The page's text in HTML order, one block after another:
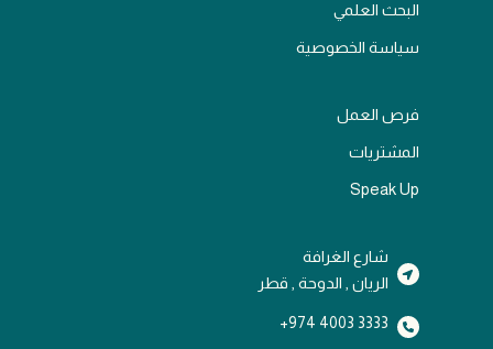
البحث العلمي
سياسة الخصوصية
فرص العمل
المشتريات
Speak Up
شارع الغرافة
الريان , الدوحة , قطر
3333 4003 974+